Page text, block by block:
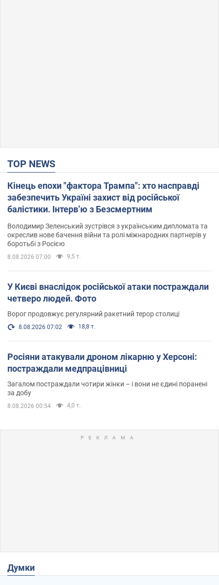
TOP NEWS
Кінець епохи "фактора Трампа": хто насправді
забезпечить Україні захист від російської
балістики. Інтерв’ю з Безсмертним
Володимир Зеленський зустрівся з українським дипломата та
окреслив нове бачення війни та ролі міжнародних партнерів у
боротьбі з Росією
8.08.2026 07:00 9,5 т.
У Києві внаслідок російської атаки постраждали
четверо людей. Фото
Ворог продовжує регулярний ракетний терор столиці
8.08.2026 07:02 18,8 т.
Росіяни атакували дроном лікарню у Херсоні:
постраждали медпрацівниці
Загалом постраждали чотири жінки – і вони не єдині поранені
за добу
8.08.2026 00:54 4,0 т.
Думки